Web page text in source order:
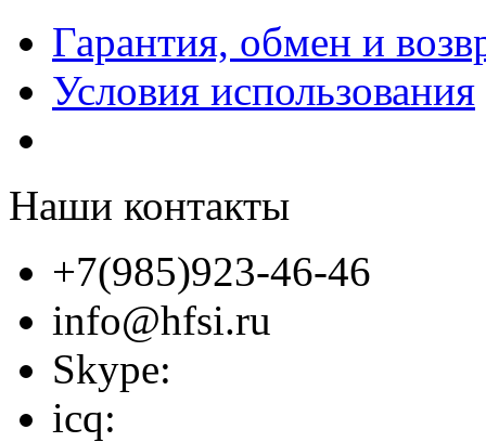
Гарантия, обмен и
Условия использования
Наши контакты
+7(985)923-46-46
info@hfsi.ru
Skype:
icq: